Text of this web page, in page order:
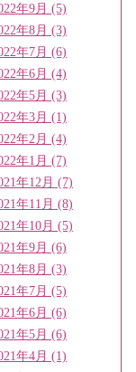
年9月 (5)
年8月 (3)
年7月 (6)
年6月 (4)
年5月 (3)
年3月 (1)
年2月 (4)
年1月 (7)
年12月 (7)
年11月 (8)
年10月 (5)
年9月 (6)
年8月 (3)
年7月 (5)
年6月 (6)
年5月 (6)
年4月 (1)